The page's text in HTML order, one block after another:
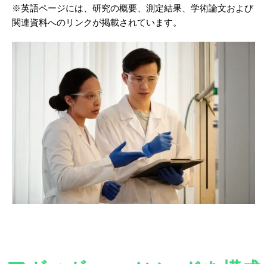
※英語ページには、研究の概要、測定結果、学術論文および
関連資料へのリンクが掲載されています。